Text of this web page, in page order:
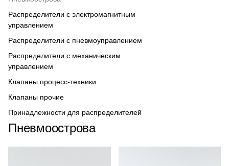
Распределители с электромагнитным
управлением
Распределители с пневмоуправлением
Распределители с механическим
управлением
Клапаны процесс-техники
Клапаны прочие
Принадлежности для распределителей
Пневмоострова